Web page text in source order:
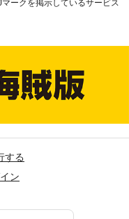
ークを掲示しているサービス
する
ン